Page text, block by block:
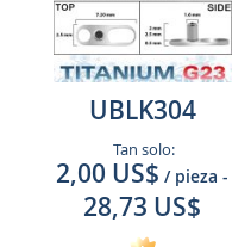
UBLK304
Tan solo:
2,00 US$ / pieza -
28,73 US$